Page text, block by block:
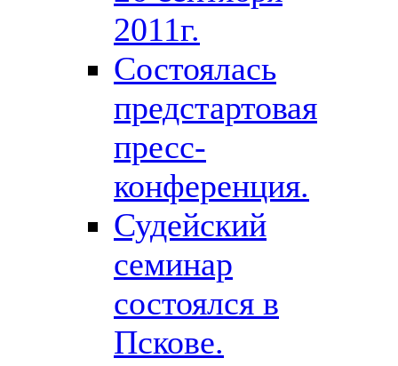
2011г.
Состоялась
предстартовая
пресс-
конференция.
Судейский
семинар
состоялся в
Пскове.